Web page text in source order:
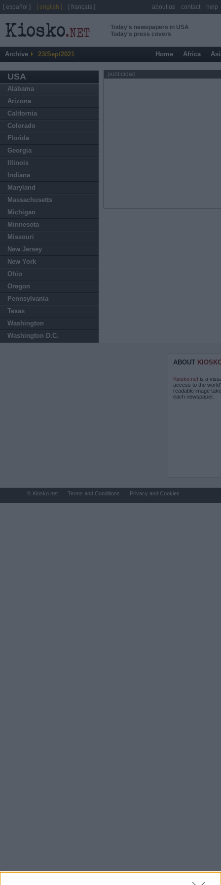
Today's newspapers in USA
Today's press covers
Archive 23/Sep/2021 Home Africa
USA
Alabama
Arizona
California
Colorado
Florida
Georgia
Illinois
Indiana
Maryland
Massachusetts
Michigan
Minnesota
Missouri
New Jersey
New York
Ohio
Oregon
Pennsylvania
Texas
Washington
Washington D.C.
publicidad
ABOUT
Kiosko.net is a
access to the
readable image
each newspaper.
[ español ] [ english ] [ français ] about us contact help
© Kiosko.net Terms and Conditions Privacy and Cookies